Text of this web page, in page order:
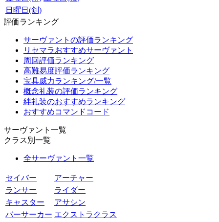
日曜日(剣)
評価ランキング
サーヴァントの評価ランキング
リセマラおすすめサーヴァント
周回評価ランキング
高難易度評価ランキング
宝具威力ランキング/一覧
概念礼装の評価ランキング
絆礼装のおすすめランキング
おすすめコマンドコード
サーヴァント一覧
クラス別一覧
全サーヴァント一覧
セイバー
アーチャー
ランサー
ライダー
キャスター
アサシン
バーサーカー エクストラクラス